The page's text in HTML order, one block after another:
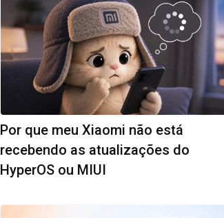
Por que meu Xiaomi não está
recebendo as atualizações do
HyperOS ou MIUI